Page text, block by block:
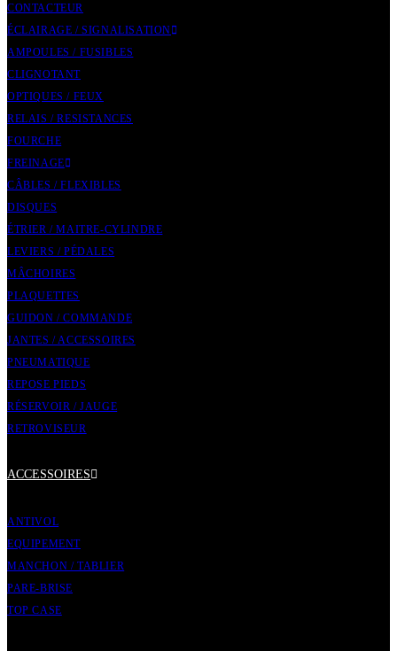
CONTACTEUR
ÉCLAIRAGE / SIGNALISATION
AMPOULES / FUSIBLES
CLIGNOTANT
OPTIQUES / FEUX
RELAIS / RESISTANCES
FOURCHE
FREINAGE
CÂBLES / FLEXIBLES
DISQUES
ÉTRIER / MAITRE-CYLINDRE
LEVIERS / PÉDALES
MÂCHOIRES
PLAQUETTES
GUIDON / COMMANDE
JANTES / ACCESSOIRES
PNEUMATIQUE
REPOSE PIEDS
RÉSERVOIR / JAUGE
RETROVISEUR
ACCESSOIRES
ANTIVOL
EQUIPEMENT
MANCHON / TABLIER
PARE-BRISE
TOP CASE